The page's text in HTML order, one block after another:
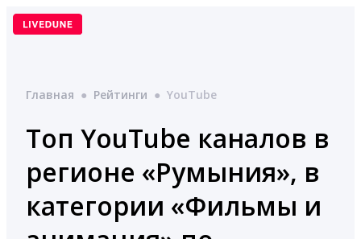
Перейти
Главная ● Рейтинги ● YouTube
Топ YouTube каналов в
регионе «Румыния», в
категории «Фильмы и